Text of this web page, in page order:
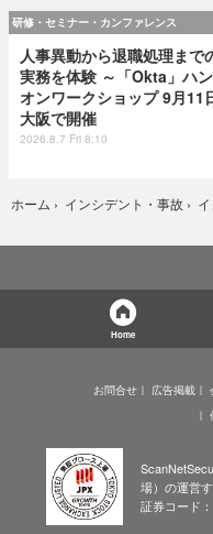
研修・セミナー・カンファレンス
人事異動から退職処理まで
実務を体験 ～「Okta」ハ
オンワークショップ 9月11
大阪で開催
2026.8.7 Fri 8:10
ホーム › インシデント・事故 ›
Home
お問合せ 広告掲載
場）の運営
証券コード